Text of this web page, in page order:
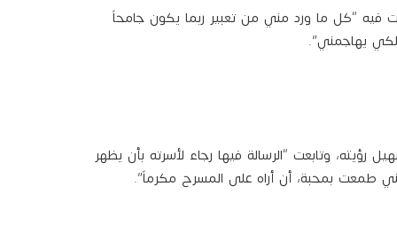
فيه “كل ما ورد مني من تعبير ربما يكون جامحاً
يهاجمني”.
رؤيته، وتابعت “الرسالة فيها رجاء لأسرته بأن يظهر
طمعت بمحبة، أن أراه على المسرح مكرماً”.